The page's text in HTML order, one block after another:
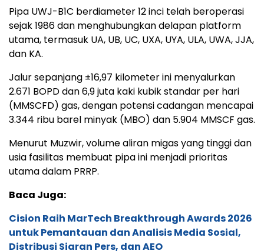
Pipa UWJ-B1C berdiameter 12 inci telah beroperasi
sejak 1986 dan menghubungkan delapan platform
utama, termasuk UA, UB, UC, UXA, UYA, ULA, UWA, JJA,
dan KA.
Jalur sepanjang ±16,97 kilometer ini menyalurkan
2.671 BOPD dan 6,9 juta kaki kubik standar per hari
(MMSCFD) gas, dengan potensi cadangan mencapai
3.344 ribu barel minyak (MBO) dan 5.904 MMSCF gas.
Menurut Muzwir, volume aliran migas yang tinggi dan
usia fasilitas membuat pipa ini menjadi prioritas
utama dalam PRRP.
Baca Juga:
Cision Raih MarTech Breakthrough Awards 2026
untuk Pemantauan dan Analisis Media Sosial,
Distribusi Siaran Pers, dan AEO